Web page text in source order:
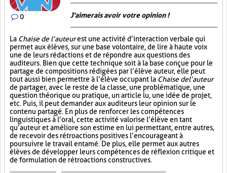
0 J'aimerais avoir votre opinion !
La Chaise de l’auteurest une activité d’interaction verbale qui
permet aux élèves, sur une base volontaire, de lire à haute voix
une de leurs rédactions et de répondre aux questions des
auditeurs. Bien que cette technique soit à la base conçue pour le
partage de compositions rédigées par l’élève auteur, elle peut
tout aussi bien permettre à l’élève occupant la Chaise de l’auteur
de partager, avec le reste de la classe, une problématique, une
question théorique ou pratique, un article lu, une idée de projet,
etc. Puis, il peut demander aux auditeurs leur opinion sur le
contenu partagé. En plus de renforcer les compétences
linguistiques à l’oral, cette activité valorise l’élève en tant
qu’auteur et améliore son estime en lui permettant, entre autres,
de recevoir des rétroactions positives l’encourageant à
poursuivre le travail entamé. De plus, elle permet aux autres
élèves de développer leurs compétences de réflexion critique et
de formulation de rétroactions constructives.